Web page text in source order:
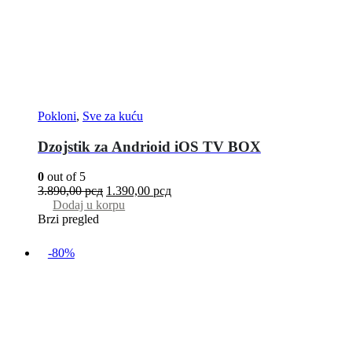
Pokloni, Sve za kuću
Dzojstik za Andrioid iOS TV BOX
0 out of 5
3.890,00рсд 1.390,00 рсд
Dodaj u korpu
Brzi pregled
-80%